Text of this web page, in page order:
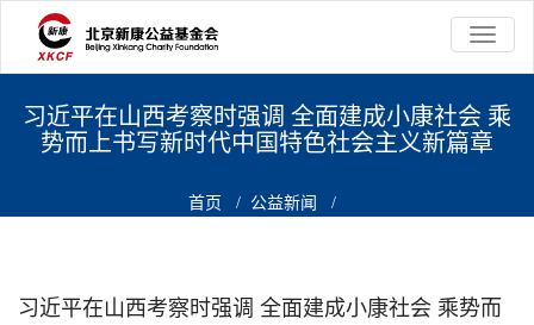
切
换
航
习近平在山西考察时强调 全面建成小康社会 乘
势而上书写新时代中国特色社会主义新篇章
首页 / 公益新闻
/
习近平在山西考察时强调 全面建成小康社会 乘势而